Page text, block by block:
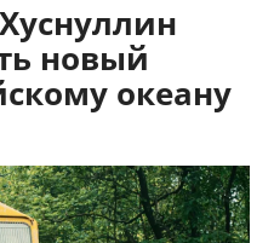
новый
океану